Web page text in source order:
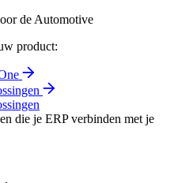
de Automotive
product:
die je ERP verbinden met je